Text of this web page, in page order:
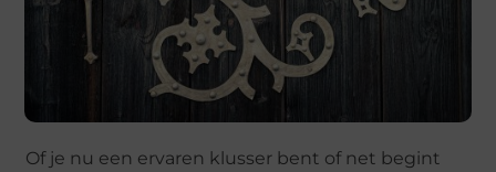
Of je nu een ervaren klusser bent of net begint